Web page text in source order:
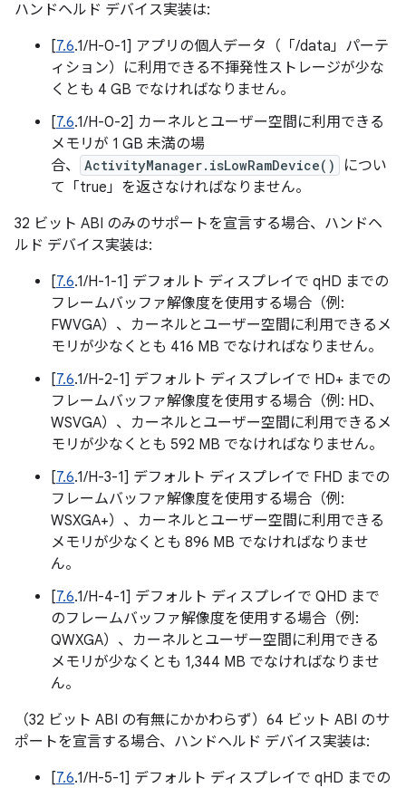
ハンドヘルド デバイス実装は:
[7.6.1/H-0-1] アプリの個人データ（「/data」パーテ
ィション）に利用できる不揮発性ストレージが少な
くとも 4 GB でなければなりません。
[7.6.1/H-0-2] カーネルとユーザー空間に利用できる
メモリが 1 GB 未満の場
合、
ActivityManager.isLowRamDevice()
につい
て「true」を返さなければなりません。
32 ビット ABI のみのサポートを宣言する場合、ハンドヘ
ルド デバイス実装は:
[7.6.1/H-1-1] デフォルト ディスプレイで qHD までの
フレームバッファ解像度を使用する場合（例:
FWVGA）、カーネルとユーザー空間に利用できるメ
モリが少なくとも 416 MB でなければなりません。
[7.6.1/H-2-1] デフォルト ディスプレイで HD+ までの
フレームバッファ解像度を使用する場合（例: HD、
WSVGA）、カーネルとユーザー空間に利用できるメ
モリが少なくとも 592 MB でなければなりません。
[7.6.1/H-3-1] デフォルト ディスプレイで FHD までの
フレームバッファ解像度を使用する場合（例:
WSXGA+）、カーネルとユーザー空間に利用できる
メモリが少なくとも 896 MB でなければなりませ
ん。
[7.6.1/H-4-1] デフォルト ディスプレイで QHD まで
のフレームバッファ解像度を使用する場合（例:
QWXGA）、カーネルとユーザー空間に利用できる
メモリが少なくとも 1,344 MB でなければなりませ
ん。
（32 ビット ABI の有無にかかわらず）64 ビット ABI のサ
ポートを宣言する場合、ハンドヘルド デバイス実装は:
[7.6.1/H-5-1] デフォルト ディスプレイで qHD までの